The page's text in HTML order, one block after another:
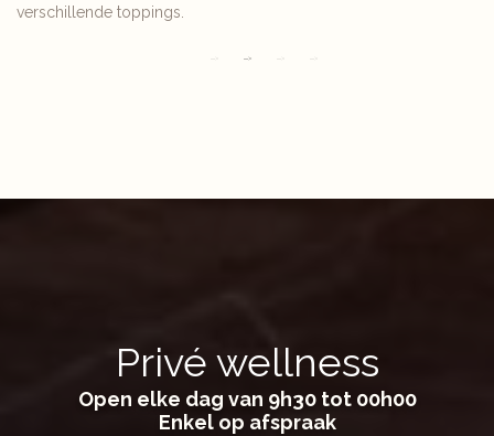
verschillende toppings.
Privé wellness
Open elke dag van 9h30 tot 00h00
Enkel op afspraak